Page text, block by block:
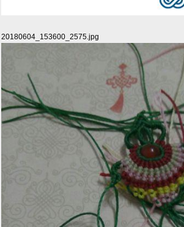
20180604_153600_2575.jpg